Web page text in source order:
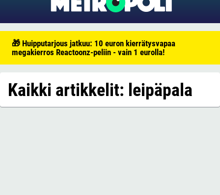
🎁 Huipputarjous jatkuu: 10 euron kierrätysvapaa
megakierros Reactoonz-peliin - vain 1 eurolla!
Kaikki artikkelit: leipäpala